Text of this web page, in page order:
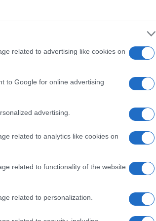
related to advertising like cookies on
to Google for online advertising
advertising.
related to analytics like cookies on
related to functionality of the website
related to personalization.
Amerikaanse politieke
komt duidelijk naar voren.
de Bitcoin-arena. Als de
hij zowel bewonderaars
in de acceptatie
vooral vanuit internationale
in de Bitcoin-
gemaakt, vooral onder
5